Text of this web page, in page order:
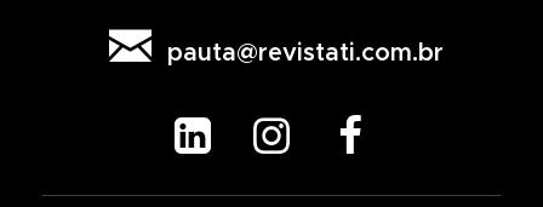
 pauta@revistati.com.br
  